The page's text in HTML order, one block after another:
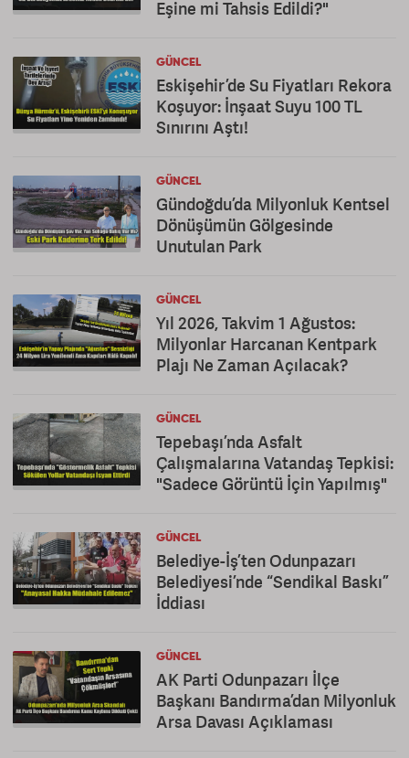
Eşine mi Tahsis Edildi?"
GÜNCEL
Eskişehir’de Su Fiyatları Rekora
Koşuyor: İnşaat Suyu 100 TL
Sınırını Aştı!
GÜNCEL
Gündoğdu’da Milyonluk Kentsel
Dönüşümün Gölgesinde
Unutulan Park
GÜNCEL
Yıl 2026, Takvim 1 Ağustos:
Milyonlar Harcanan Kentpark
Plajı Ne Zaman Açılacak?
GÜNCEL
Tepebaşı’nda Asfalt
Çalışmalarına Vatandaş Tepkisi:
"Sadece Görüntü İçin Yapılmış"
GÜNCEL
Belediye-İş’ten Odunpazarı
Belediyesi’nde “Sendikal Baskı”
İddiası
GÜNCEL
AK Parti Odunpazarı İlçe
Başkanı Bandırma’dan Milyonluk
Arsa Davası Açıklaması